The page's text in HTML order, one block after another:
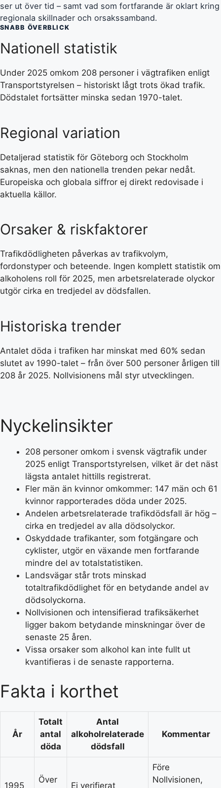
ser ut över tid – samt vad som fortfarande är oklart kring
regionala skillnader och orsakssamband.
SNABB ÖVERBLICK
Nationell statistik
Under 2025 omkom 208 personer i vägtrafiken enligt
Transportstyrelsen – historiskt lågt trots ökad trafik.
Dödstalet fortsätter minska sedan 1970-talet.
Regional variation
Detaljerad statistik för Göteborg och Stockholm
saknas, men den nationella trenden pekar nedåt.
Europeiska och globala siffror ej direkt redovisade i
aktuella källor.
Orsaker & riskfaktorer
Trafikdödligheten påverkas av trafikvolym,
fordonstyper och beteende. Ingen komplett statistik om
alkoholens roll för 2025, men arbetsrelaterade olyckor
utgör cirka en tredjedel av dödsfallen.
Historiska trender
Antalet döda i trafiken har minskat med 60% sedan
slutet av 1990-talet – från över 500 personer årligen till
208 år 2025. Nollvisionens mål styr utvecklingen.
Nyckelinsikter
208 personer omkom i svensk vägtrafik under
2025 enligt Transportstyrelsen, vilket är det näst
lägsta antalet hittills registrerat.
Fler män än kvinnor omkommer: 147 män och 61
kvinnor rapporterades döda under 2025.
Andelen arbetsrelaterade trafikdödsfall är hög –
cirka en tredjedel av alla dödsolyckor.
Oskyddade trafikanter, som fotgängare och
cyklister, utgör en växande men fortfarande
mindre del av totalstatistiken.
Landsvägar står trots minskad
totaltrafikdödlighet för en betydande andel av
dödsolyckorna.
Nollvisionen och intensifierad trafiksäkerhet
ligger bakom betydande minskningar över de
senaste 25 åren.
Vissa orsaker som alkohol kan inte fullt ut
kvantifieras i de senaste rapporterna.
Fakta i korthet
År
Totalt
antal
döda
Antal
alkoholrelaterade
dödsfall
Kommentar
1995
Över
Ej verifierat
Före
Nollvisionen,